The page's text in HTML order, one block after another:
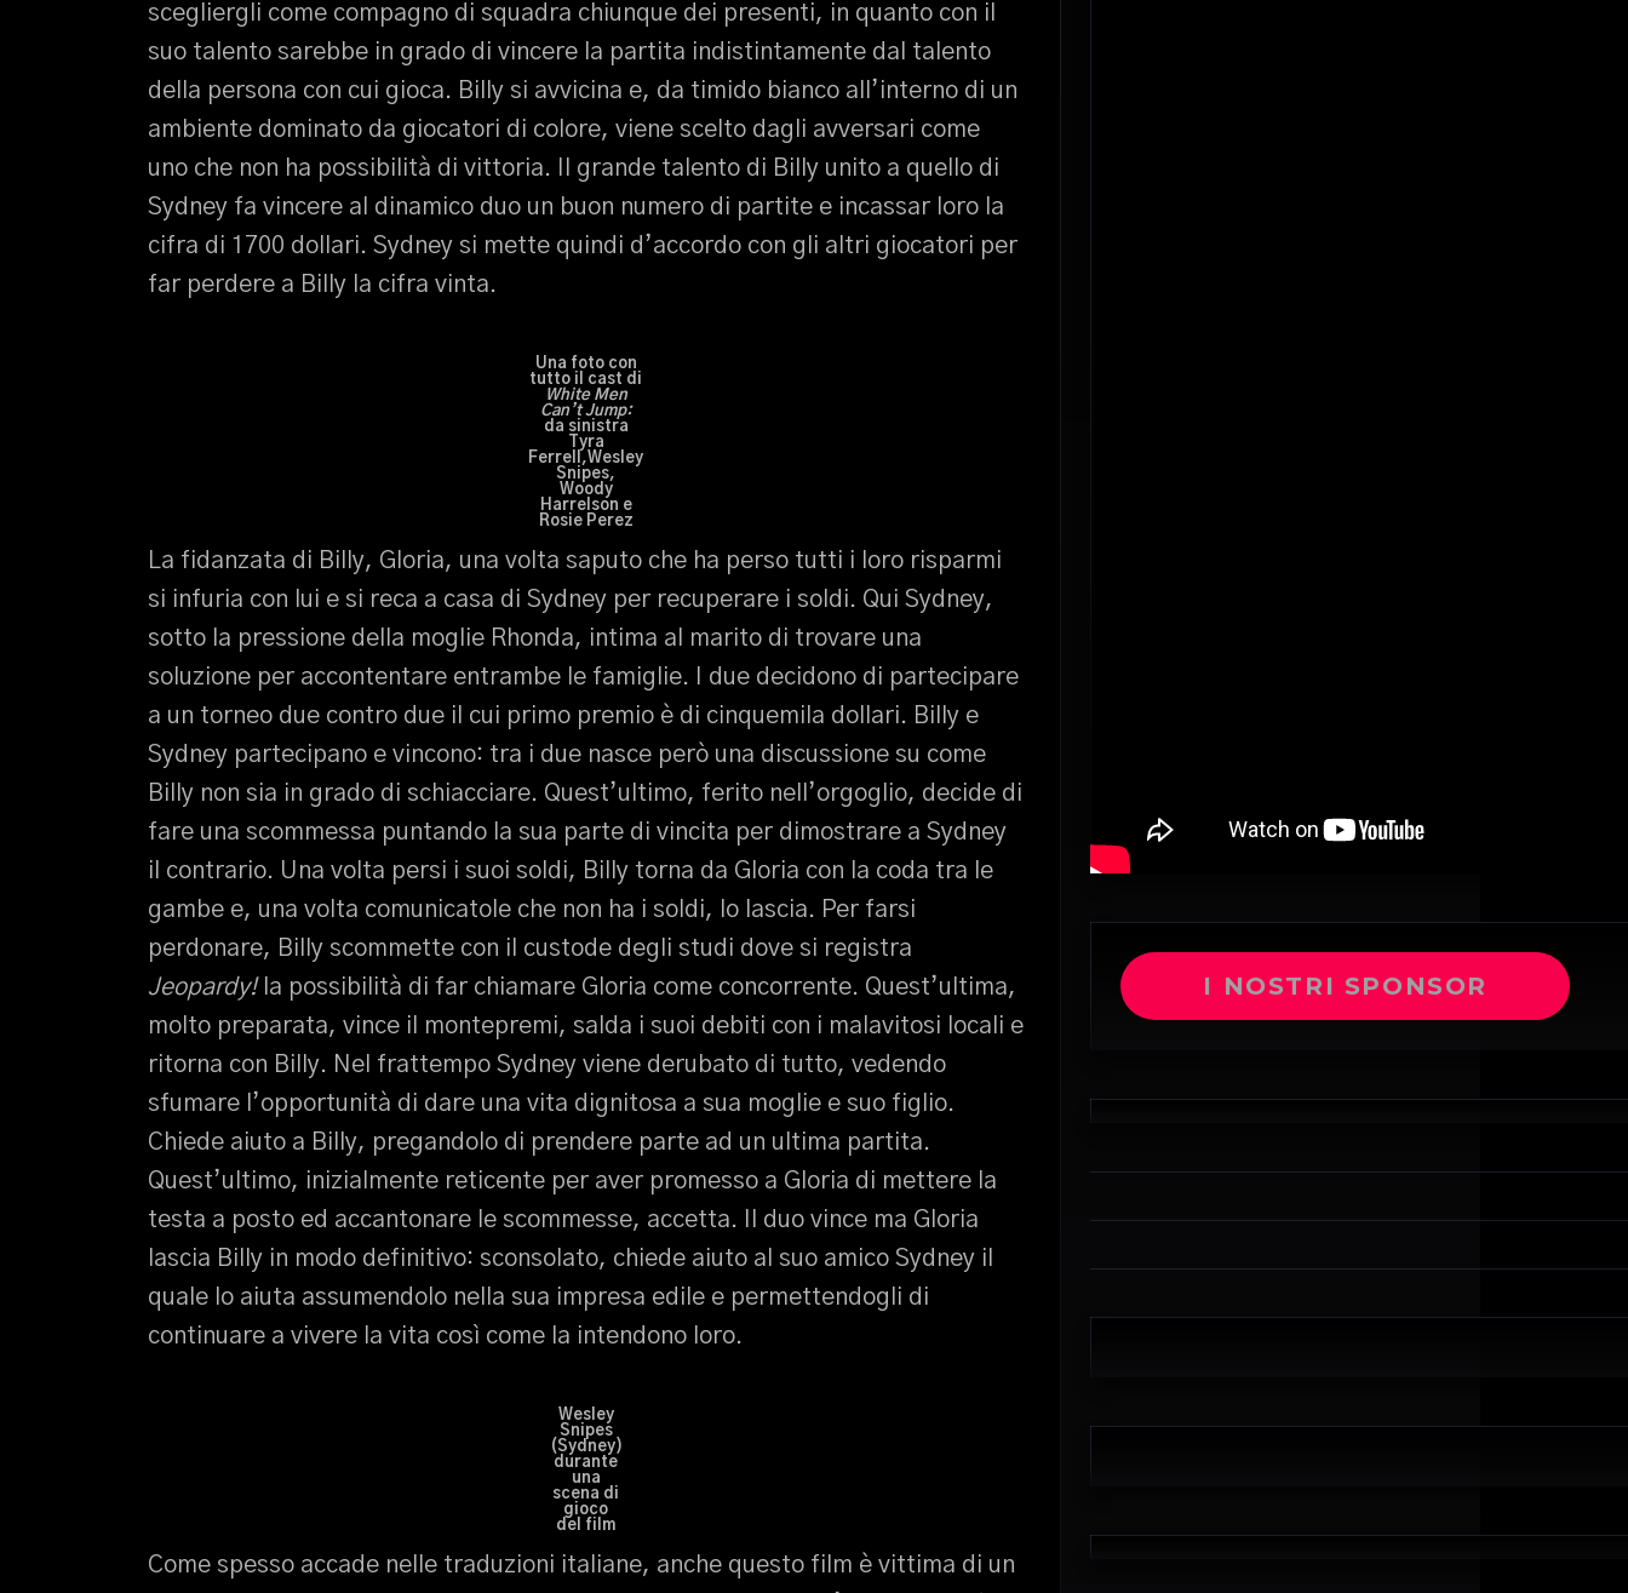
scegliergli come compagno di squadra chiunque dei presenti, in quanto con il
suo talento sarebbe in grado di vincere la partita indistintamente dal talento
della persona con cui gioca. Billy si avvicina e, da timido bianco all’interno di un
ambiente dominato da giocatori di colore, viene scelto dagli avversari come
uno che non ha possibilità di vittoria. Il grande talento di Billy unito a quello di
Sydney fa vincere al dinamico duo un buon numero di partite e incassar loro la
cifra di 1700 dollari. Sydney si mette quindi d’accordo con gli altri giocatori per
far perdere a Billy la cifra vinta.
Una foto con
tutto il cast di
White Men
Can’t Jump:
da sinistra
Tyra
Ferrell,Wesley
Snipes,
Woody
Harrelson e
Rosie Perez
La fidanzata di Billy, Gloria, una volta saputo che ha perso tutti i loro risparmi
si infuria con lui e si reca a casa di Sydney per recuperare i soldi. Qui Sydney,
sotto la pressione della moglie Rhonda, intima al marito di trovare una
soluzione per accontentare entrambe le famiglie. I due decidono di partecipare
a un torneo due contro due il cui primo premio è di cinquemila dollari. Billy e
Sydney partecipano e vincono: tra i due nasce però una discussione su come
Billy non sia in grado di schiacciare. Quest’ultimo, ferito nell’orgoglio, decide di
fare una scommessa puntando la sua parte di vincita per dimostrare a Sydney
il contrario. Una volta persi i suoi soldi, Billy torna da Gloria con la coda tra le
gambe e, una volta comunicatole che non ha i soldi, lo lascia. Per farsi
perdonare, Billy scommette con il custode degli studi dove si registra
Jeopardy!la possibilità di far chiamare Gloria come concorrente. Quest’ultima,
molto preparata, vince il montepremi, salda i suoi debiti con i malavitosi locali e
ritorna con Billy. Nel frattempo Sydney viene derubato di tutto, vedendo
sfumare l’opportunità di dare una vita dignitosa a sua moglie e suo figlio.
Chiede aiuto a Billy, pregandolo di prendere parte ad un ultima partita.
Quest’ultimo, inizialmente reticente per aver promesso a Gloria di mettere la
testa a posto ed accantonare le scommesse, accetta. Il duo vince ma Gloria
lascia Billy in modo definitivo: sconsolato, chiede aiuto al suo amico Sydney il
quale lo aiuta assumendolo nella sua impresa edile e permettendogli di
continuare a vivere la vita così come la intendono loro.
Wesley
Snipes
(Sydney)
durante
una
scena di
gioco
del film
Come spesso accade nelle traduzioni italiane, anche questo film è vittima di un
I NOSTRI SPONSOR